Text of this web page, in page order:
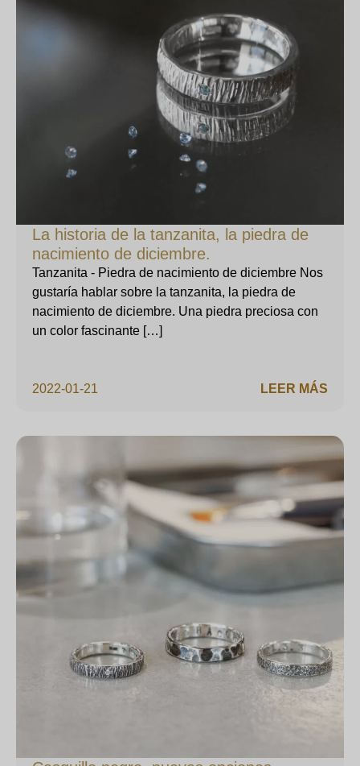
La historia de la tanzanita, la piedra de
nacimiento de diciembre.
2022-01-21
Tanzanita - Piedra de nacimiento de diciembre Nos
gustaría hablar sobre la tanzanita, la piedra de
nacimiento de diciembre. Una piedra preciosa con
un color fascinante […]
LEER MÁS